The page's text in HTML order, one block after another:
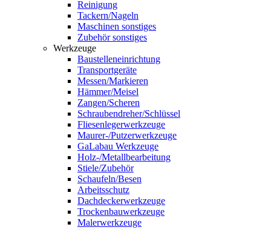
Reinigung
Tackern/Nageln
Maschinen sonstiges
Zubehör sonstiges
Werkzeuge
Baustelleneinrichtung
Transportgeräte
Messen/Markieren
Hämmer/Meisel
Zangen/Scheren
Schraubendreher/Schlüssel
Fliesenlegerwerkzeuge
Maurer-/Putzerwerkzeuge
GaLabau Werkzeuge
Holz-/Metallbearbeitung
Stiele/Zubehör
Schaufeln/Besen
Arbeitsschutz
Dachdeckerwerkzeuge
Trockenbauwerkzeuge
Malerwerkzeuge